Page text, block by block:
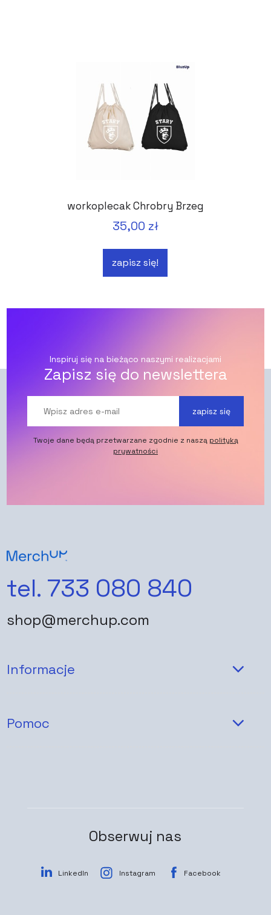
workoplecak Chrobry Brzeg
35,00 zł
zapisz się!
Inspiruj się na bieżąco naszymi realizacjami
Zapisz się do newslettera
zapisz się
Twoje dane będą przetwarzane zgodnie z naszą polityką
prywatności
tel. 733 080 840
shop@merchup.com
Informacje
Pomoc
Obserwuj nas
LinkedIn Instagram Facebook